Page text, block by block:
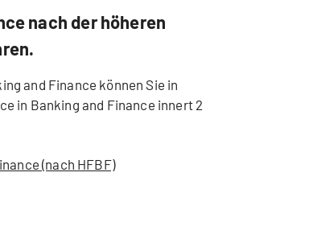
nach der höheren
and Finance können Sie in
in Banking and Finance innert 2
(nach HFBF)